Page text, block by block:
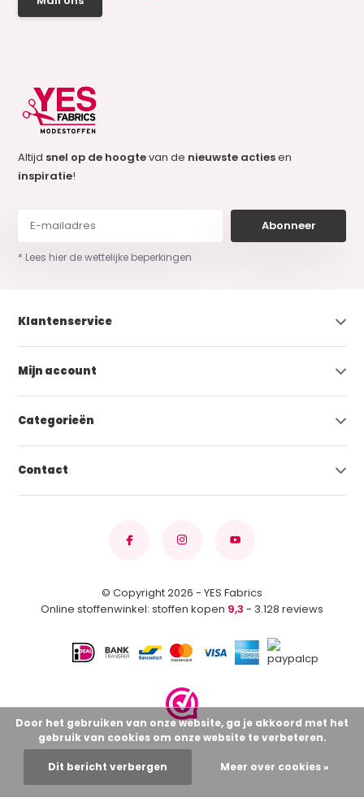
Altijd snel op de hoogtevan de nieuwste actiesen
inspiratie!
Abonneer
* Lees hier de wettelijke beperkingen
Klantenservice
Mijn account
Categorieën
Contact
© Copyright 2026 - YES Fabrics
Online stoffenwinkel: stoffen kopen 9,3 - 3.128 reviews
Door het gebruiken van onze website, ga je akkoord met het
gebruik van cookies om onze website te verbeteren.
Dit bericht verbergen Meer over cookies »